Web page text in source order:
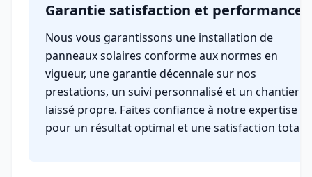
Garantie satisfaction et performance
Nous vous garantissons une installation de
panneaux solaires conforme aux normes en
vigueur, une garantie décennale sur nos
prestations, un suivi personnalisé et un chantier
laissé propre. Faites confiance à notre expertise
pour un résultat optimal et une satisfaction totale.